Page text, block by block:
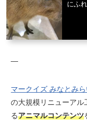
にふ
—
マークイズ みなとみら
の大規模リニューア
るアニマルコンテンツ